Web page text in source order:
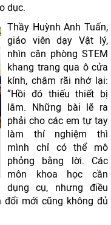
dục.
Thầy Huỳnh Anh Tuấn,
giáo viên dạy Vật lý,
nhìn căn phòng STEM
khang trang qua ô cửa
kính, chậm rãi nhớ lại:
“Hồi đó thiếu thiết bị
lắm. Những bài lẽ ra
phải cho các em tự tay
làm thí nghiệm thì
mình chỉ có thể mô
phỏng bằng lời. Các
môn khoa học cần
dụng cụ, nhưng điều
đổi mới cũng không đủ